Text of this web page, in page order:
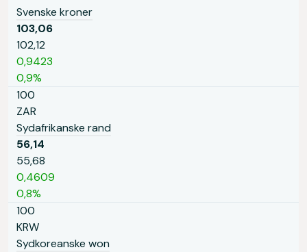
Svenske kroner
103,06
102,12
0,9423
0,9%
100
ZAR
Sydafrikanske rand
56,14
55,68
0,4609
0,8%
100
KRW
Sydkoreanske won